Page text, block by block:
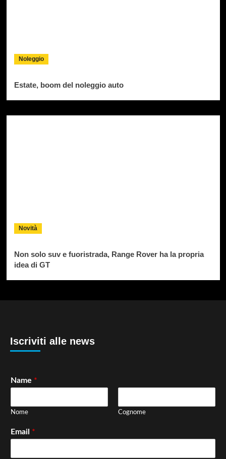
Noleggio
Estate, boom del noleggio auto
Novità
Non solo suv e fuoristrada, Range Rover ha la propria
idea di GT
Iscriviti alle news
Name *
Nome Cognome
Email *